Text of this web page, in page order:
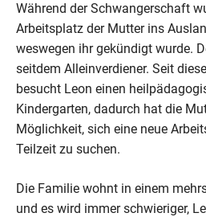
Während der Schwangerschaft
Arbeitsplatz der Mutter ins
weswegen ihr gekündigt wurde.
seitdem Alleinverdiener. Seit
besucht Leon einen
Kindergarten, dadurch hat die
Möglichkeit, sich eine neue
Teilzeit zu suchen.
Die Familie wohnt in einem
und es wird immer schwieriger,